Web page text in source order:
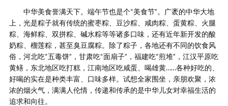
中华美食誉满天下。端午节也是个“美食节”。广袤的中华大地
上，光是粽子就有传统的蜜枣粽、豆沙粽、咸肉粽、蛋黄粽、火腿
粽、海鲜粽、双拼粽、碱水粽等等诸多口味，还有近年新开发的酸
奶粽、榴莲粽，甚至臭豆腐粽。除了粽子，各地还有不同的饮食风
俗，河北吃“五毒饼”，甘肃吃“面扇子”，福建吃“煎堆”，江汉平原吃
黄鳝，东北地区吃打糕，江南地区吃咸蛋、喝雄黄……各种好吃的、
好喝的实在是种类丰富、口味多样。试想全家围坐，亲朋欢聚，浓
浓的烟火气，满满人伦情，传递和传承的是中华儿女对幸福生活的
追求和向往。